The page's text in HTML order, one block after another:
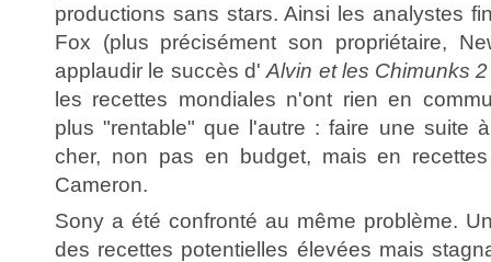
productions sans stars. Ainsi les analystes
Fox (plus précisément son propriétaire,
applaudir le succès d'Alvin et les Chimunks 2
les recettes mondiales n'ont rien en
plus "rentable" que l'autre : faire une suite
cher, non pas en budget, mais en
Cameron.
Sony a été confronté au même problème.
des recettes potentielles élevées mais